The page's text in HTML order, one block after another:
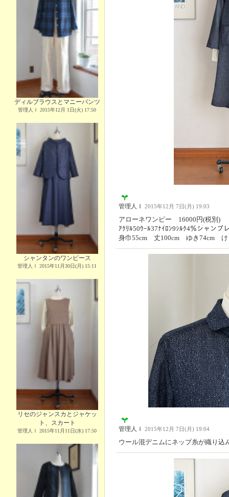
ディルブラウスとマニーパンツ
管理人Ｉ 2015年12月 1日(火) 17:50
シャンタンのワンピース
管理人Ｉ 2015年11月30日(月) 15:11
リセのジャンスカとジャケッ
ト、スカート
管理人Ｉ 2015年11月11日(水) 17:50
管理人Ｉ 2015年12月 7日(月) 19:03
アローネワンピー 16000円(税別)
ｱｸﾘﾙ50ｳｰﾙ37ﾅｲﾛﾝ9ｼﾙｸ4％シャン
身巾55cm 丈100cm ゆき74cm け
管理人Ｉ 2015年12月 7日(月) 19:04
ウール混デニムにネップ糸が織り込